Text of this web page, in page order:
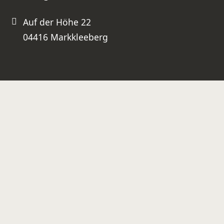
Auf der Höhe 22
04416 Markkleeberg